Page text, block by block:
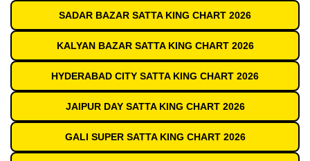
SADAR BAZAR SATTA KING CHART 2026
KALYAN BAZAR SATTA KING CHART 2026
HYDERABAD CITY SATTA KING CHART 2026
JAIPUR DAY SATTA KING CHART 2026
GALI SUPER SATTA KING CHART 2026